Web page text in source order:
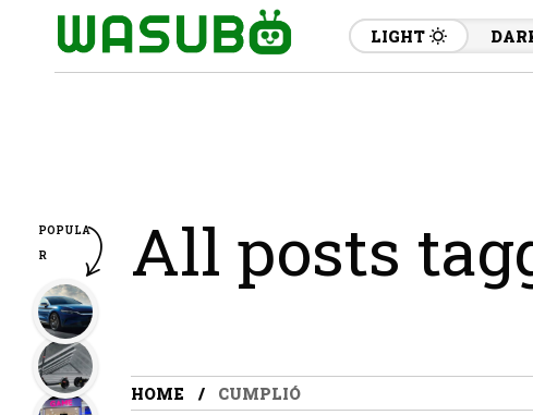
LIGHT
All posts
HOME CUMPLIÓ
POPULA
R